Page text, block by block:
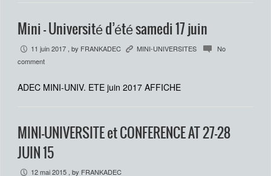
Mini – Université d’été samedi 17 juin
P 11 juin 2017 , by FRANKADEC K MINI-UNIVERSITES c No
comment
ADEC MINI-UNIV. ETE juin 2017 AFFICHE
MINI-UNIVERSITE et CONFERENCE AT 27-28
JUIN 15
P 12 mai 2015 , by FRANKADEC